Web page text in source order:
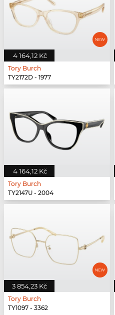
4 164,12 Kč
Tory Burch
TY2172D - 1977
4 164,12 Kč
Tory Burch
TY2147U - 2004
3 854,23 Kč
Tory Burch
TY1097 - 3362